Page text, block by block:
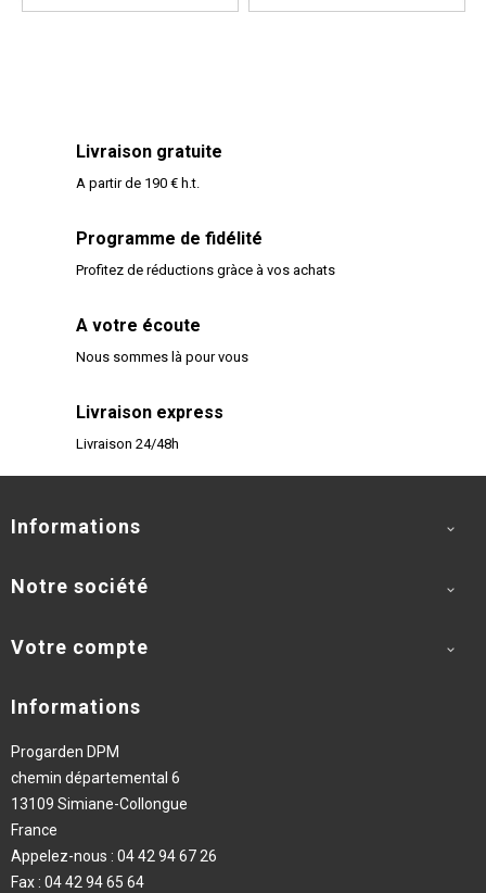
Livraison gratuite
A partir de 190 € h.t.
Programme de fidélité
Profitez de réductions gràce à vos achats
A votre écoute
Nous sommes là pour vous
Livraison express
Livraison 24/48h
Informations 
Notre société 
Votre compte 
Informations
Progarden DPM
chemin départemental 6
13109 Simiane-Collongue
France
Appelez-nous : 04 42 94 67 26
Fax : 04 42 94 65 64